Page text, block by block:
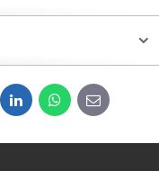
LinkedInWhatsApp
E-
mail